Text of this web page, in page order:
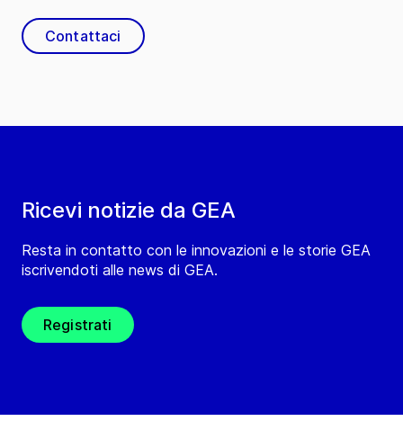
Ricevi notizie da GEA
Resta in contatto con le innovazioni e le storie GEA
iscrivendoti alle news di GEA.
Registrati
Contattaci